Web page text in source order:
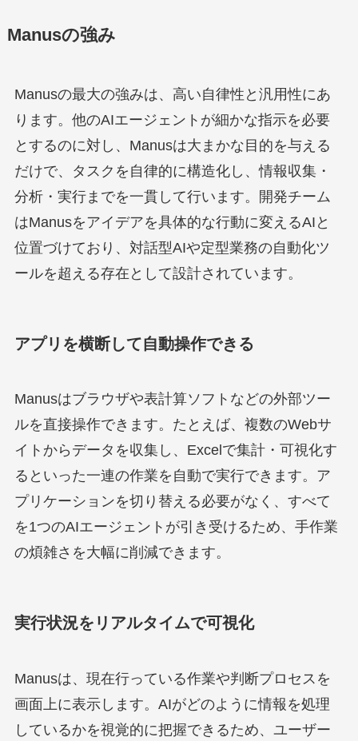
Manusの強み
Manusの最大の強みは、高い自律性と汎用性にあ
ります。他のAIエージェントが細かな指示を必要
とするのに対し、Manusは大まかな目的を与える
だけで、タスクを自律的に構造化し、情報収集・
分析・実行までを一貫して行います。開発チーム
はManusをアイデアを具体的な行動に変えるAIと
位置づけており、対話型AIや定型業務の自動化ツ
ールを超える存在として設計されています。
アプリを横断して自動操作できる
Manusはブラウザや表計算ソフトなどの外部ツー
ルを直接操作できます。たとえば、複数のWebサ
イトからデータを収集し、Excelで集計・可視化す
るといった一連の作業を自動で実行できます。ア
プリケーションを切り替える必要がなく、すべて
を1つのAIエージェントが引き受けるため、手作業
の煩雑さを大幅に削減できます。
実行状況をリアルタイムで可視化
Manusは、現在行っている作業や判断プロセスを
画面上に表示します。AIがどのように情報を処理
しているかを視覚的に把握できるため、ユーザー